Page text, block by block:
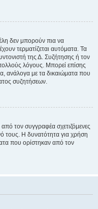
δεν μπορούν πια να
τερματίζεται αυτόματα. Τα
της Δ. Συζήτησης ή τον
λόγους. Μπορεί επίσης
ανάλογα με τα δικαιώματα που
συζητήσεων.
από τον συγγραφέα σχετιζόμενες
τους. Η δυνατότητα για χρήση
που ορίστηκαν από τον